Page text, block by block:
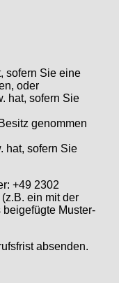
sofern Sie eine
oder
hat, sofern Sie
genommen
hat, sofern Sie
+49 2302
ein mit der
Muster-
absenden.